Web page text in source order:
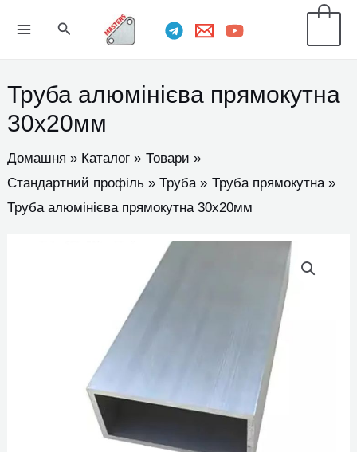
Пошук
Труба алюмінієва прямокутна
30х20мм
Домашня Каталог
Товари
Стандартний профіль
Труба
Труба прямокутна
Труба алюмінієва прямокутна 30х20мм